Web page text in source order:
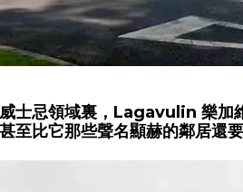
士忌領域裏，Lagavulin 樂加
比它那些聲名顯赫的鄰居還要